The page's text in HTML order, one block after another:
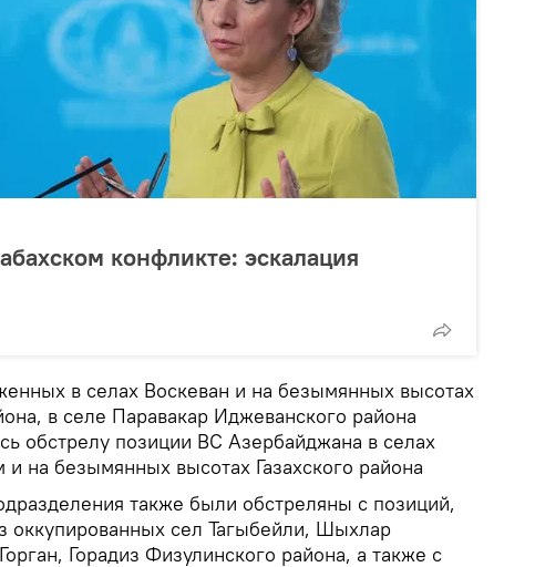
конфликте: эскалация
в селах Воскеван и на безымянных высотах
в селe Паравакар Иджеванского района
обстрелу позиции ВС Азербайджана в селах
на безымянных высотах Газахского района
также были обстреляны с позиций,
оккупированных сел Тагыбейли, Шыхлар
Горадиз Физулинского района, а также с